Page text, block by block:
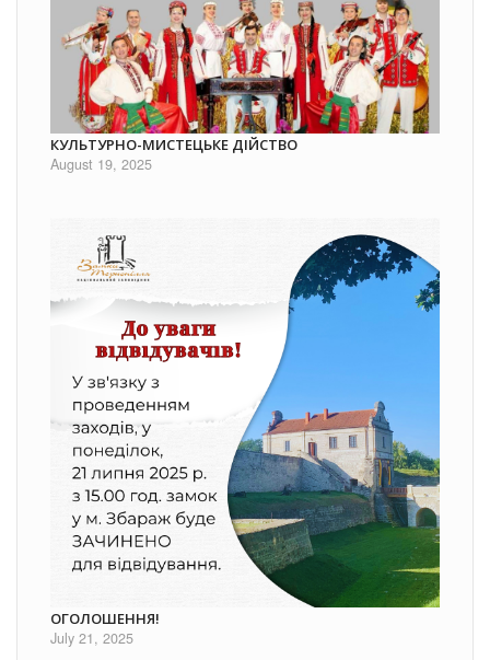
КУЛЬТУРНО-МИСТЕЦЬКЕ ДІЙСТВО
August 19, 2025
ОГОЛОШЕННЯ!
July 21, 2025